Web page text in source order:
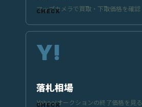
マップカメラで買取・下取価格を確認
落札相場
Yahoo!オークションの終了価格を見る